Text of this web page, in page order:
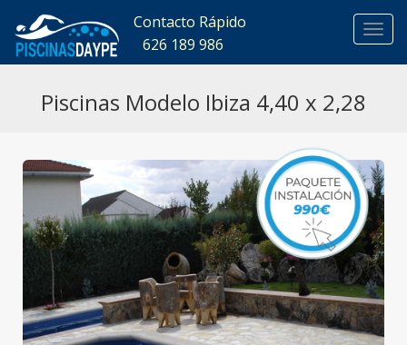
626
Contacto Rápido
626 189 986
Piscinas Modelo Ibiza 4,40 x 2,28